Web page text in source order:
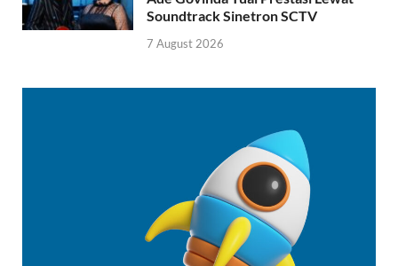
Soundtrack Sinetron SCTV
7 August 2026